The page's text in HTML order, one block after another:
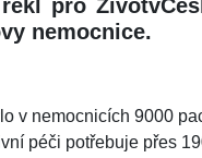
pro
nemocnice.
v nemocnicích 9000
péči potřebuje přes